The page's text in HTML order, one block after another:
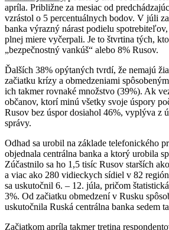
apríla. Približne za mesiac od
vzrástol o 5 percentuálnych bodov. V júli
banka výrazný nárast podielu
plnej miere vyčerpali. Je to štvrtina tých,
„bezpečnostný vankúš“ alebo 8% Rusov.
Ďalších 38% opýtaných tvrdí, že nemajú
začiatku krízy a obmedzeniami
ich takmer rovnaké množstvo (39%). Ak
občanov, ktorí minú všetky svoje úspory
Rusov bez úspor dosiahol 46%, vyplýva z
správy.
Odhad sa urobil na základe telefonického
objednala centrálna banka a ktorý urobila
Zúčastnilo sa ho 1,5 tisíc Rusov starších
a viac ako 280 vidieckych sídiel v 82
sa uskutočnil 6. – 12. júla, pričom
3%. Od začiatku obmedzení v Rusku
uskutočnila Ruská centrálna banka sedem
Začiatkom apríla takmer tretina